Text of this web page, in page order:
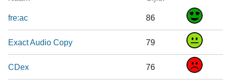
fre:ac 86
Exact Audio Copy 79
CDex 76